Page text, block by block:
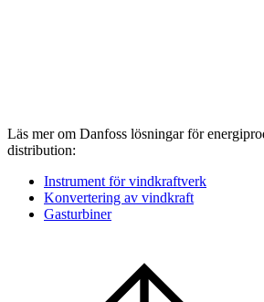
Läs mer om Danfoss lösningar för
distribution:
Instrument för vindkraftverk
Konvertering av vindkraft
Gasturbiner